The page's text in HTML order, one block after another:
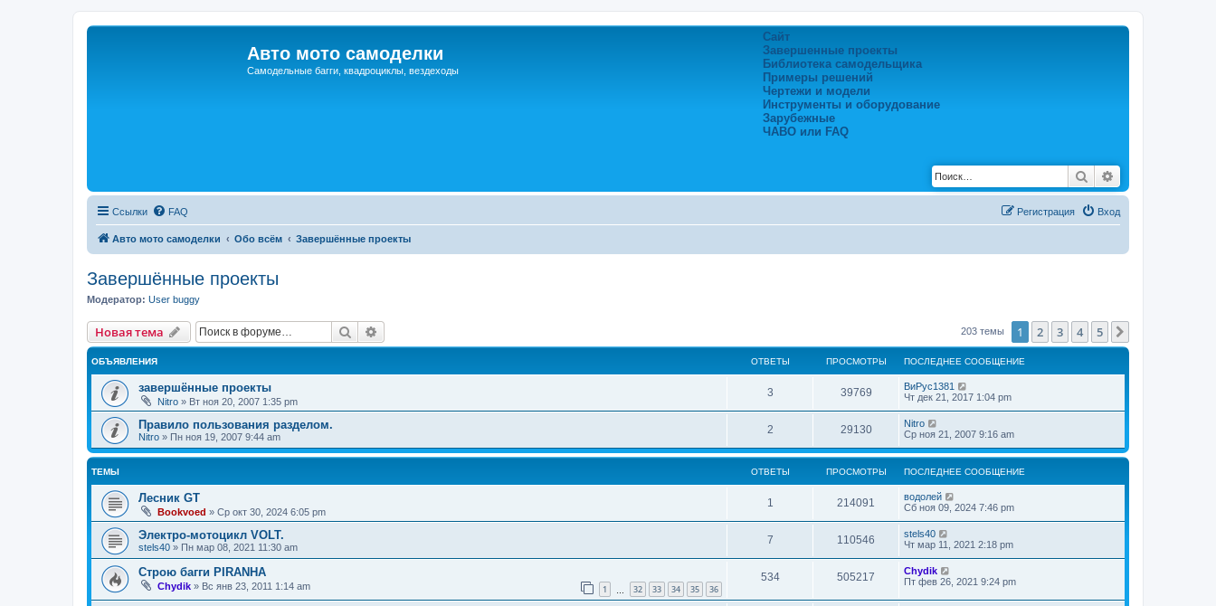
Авто мото самоделки
Самодельные багги, квадроциклы, вездеходы
Сайт
Завершенные проекты
Библиотека самодельщика
Примеры решений
Чертежи и модели
Инструменты и оборудование
Зарубежные
ЧАВО или FAQ
Поиск
Ссылки FAQ Вход
Регистрация
Авто мото самоделки Обо всём Завершённые проекты
Завершённые проекты
Модератор: User buggy
Новая тема Поиск 203 темы 1 2 3 4 5
ОБЪЯВЛЕНИЯ ОТВЕТЫ ПРОСМОТРЫ ПОСЛЕДНЕЕ СООБЩЕНИЕ
завершённые проекты
Nitro » Вт ноя 20, 2007 1:35 pm
3 39769
ВиРус1381
Чт дек 21, 2017 1:04 pm
Правило пользования разделом.
Nitro » Пн ноя 19, 2007 9:44 am
2 29130
Nitro
Ср ноя 21, 2007 9:16 am
ТЕМЫ ОТВЕТЫ ПРОСМОТРЫ ПОСЛЕДНЕЕ СООБЩЕНИЕ
Лесник GT
Bookvoed » Ср окт 30, 2024 6:05 pm
1 214091
водолей
Сб ноя 09, 2024 7:46 pm
Электро-мотоцикл VOLT.
stels40 » Пн мар 08, 2021 11:30 am
7 110546
stels40
Чт мар 11, 2021 2:18 pm
Строю багги PIRANHA
Chydik » Вс янв 23, 2011 1:14 am 1 32 33 34 35 36
534 505217
Chydik
Пт фев 26, 2021 9:24 pm